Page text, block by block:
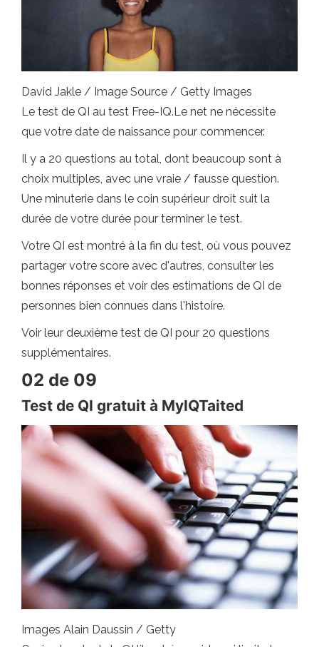
David Jakle / Image Source / Getty Images
Le test de QI au test Free-IQ.Le net ne nécessite
que votre date de naissance pour commencer.
Il y a 20 questions au total, dont beaucoup sont à
choix multiples, avec une vraie / fausse question.
Une minuterie dans le coin supérieur droit suit la
durée de votre durée pour terminer le test.
Votre QI est montré à la fin du test, où vous pouvez
partager votre score avec d'autres, consulter les
bonnes réponses et voir des estimations de QI de
personnes bien connues dans l'histoire.
Voir leur deuxième test de QI pour 20 questions
supplémentaires.
02 de 09
Test de QI gratuit à MyIQTaited
Images Alain Daussin / Getty